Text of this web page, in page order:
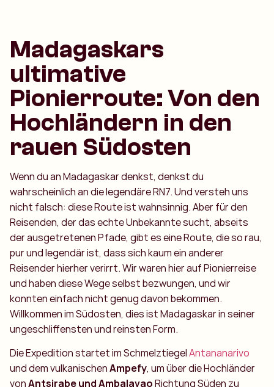
Madagaskars
ultimative
Pionierroute: Von den
Hochländern in den
rauen Südosten
Wenn du an Madagaskar denkst, denkst du
wahrscheinlich an die legendäre RN7. Und versteh uns
nicht falsch: diese Route ist wahnsinnig. Aber für den
Reisenden, der das echte Unbekannte sucht, abseits
der ausgetretenen Pfade, gibt es eine Route, die so rau,
pur und legendär ist, dass sich kaum ein anderer
Reisender hierher verirrt. Wir waren hier auf Pionierreise
und haben diese Wege selbst bezwungen, und wir
konnten einfach nicht genug davon bekommen.
Willkommen im Südosten, dies ist Madagaskar in seiner
ungeschliffensten und reinsten Form.
Die Expedition startet im SchmelztiegelAntananarivo
und dem vulkanischenAmpefy, um über die Hochländer
vonAntsirabe und AmbalavaoRichtung Süden zu